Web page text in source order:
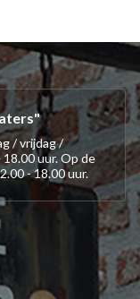
/ vrijdag /
uur. Op de
- 18.00 uur.